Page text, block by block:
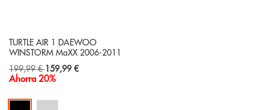
TURTLE AIR 1 DAEWOO
WINSTORM MaXX 2006-2011
199,99 € Special
Price
159,99 €
Ahorra 20%